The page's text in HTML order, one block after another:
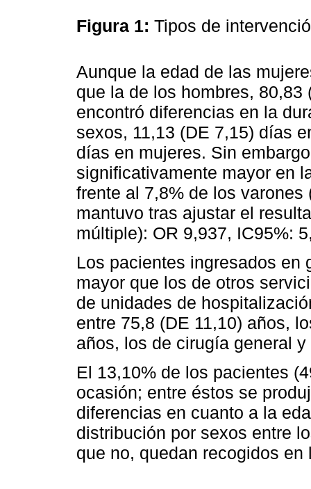
Figura 1: Tipos de
Aunque la edad de las
que la de los hombres,
encontró diferencias en la
sexos, 11,13 (DE 7,15) días
días en mujeres. Sin
significativamente mayor en
frente al 7,8% de los
mantuvo tras ajustar el
múltiple): OR 9,937, IC95%:
Los pacientes ingresados en
mayor que los de otros
de unidades de
entre 75,8 (DE 11,10) años,
años, los de cirugía general
El 13,10% de los pacientes
ocasión; entre éstos se
diferencias en cuanto a la
distribución por sexos entre
que no, quedan recogidos